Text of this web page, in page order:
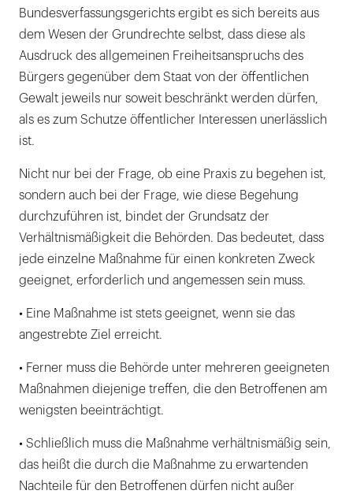
Bundesverfassungsgerichts ergibt es sich bereits aus
dem Wesen der Grundrechte selbst, dass diese als
Ausdruck des allgemeinen Freiheitsanspruchs des
Bürgers gegenüber dem Staat von der öffentlichen
Gewalt jeweils nur soweit beschränkt werden dürfen,
als es zum Schutze öffentlicher Interessen unerlässlich
ist.
Nicht nur bei der Frage, ob eine Praxis zu begehen ist,
sondern auch bei der Frage, wie diese Begehung
durchzuführen ist, bindet der Grundsatz der
Verhältnismäßigkeit die Behörden. Das bedeutet, dass
jede einzelne Maßnahme für einen konkreten Zweck
geeignet, erforderlich und angemessen sein muss.
• Eine Maßnahme ist stets geeignet, wenn sie das
angestrebte Ziel erreicht.
• Ferner muss die Behörde unter mehreren geeigneten
Maßnahmen diejenige treffen, die den Betroffenen am
wenigsten beeinträchtigt.
• Schließlich muss die Maßnahme verhältnismäßig sein,
das heißt die durch die Maßnahme zu erwartenden
Nachteile für den Betroffenen dürfen nicht außer